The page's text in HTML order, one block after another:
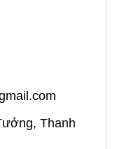
Thanh